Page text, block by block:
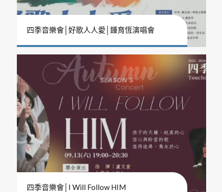
四季音樂會│好歌人人愛│鍾育恆演唱會
四季音樂會│I Will Follow HIM